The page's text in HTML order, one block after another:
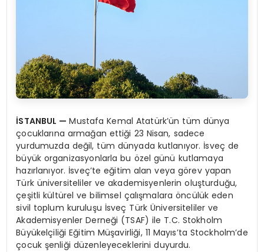
İSTANBUL —Mustafa Kemal Atatürk’ün tüm dünya
çocuklarına armağan ettiği 23 Nisan, sadece
yurdumuzda değil, tüm dünyada kutlanıyor. İsveç de
büyük organizasyonlarla bu özel günü kutlamaya
hazırlanıyor. İsveç’te eğitim alan veya görev yapan
Türk üniversiteliler ve akademisyenlerin oluşturduğu,
çeşitli kültürel ve bilimsel çalışmalara öncülük eden
sivil toplum kuruluşu İsveç Türk Üniversiteliler ve
Akademisyenler Derneği (TSAF) ile T.C. Stokholm
Büyükelçiliği Eğitim Müşavirliği, 11 Mayıs’ta Stockholm’de
çocuk şenliği düzenleyeceklerini duyurdu.